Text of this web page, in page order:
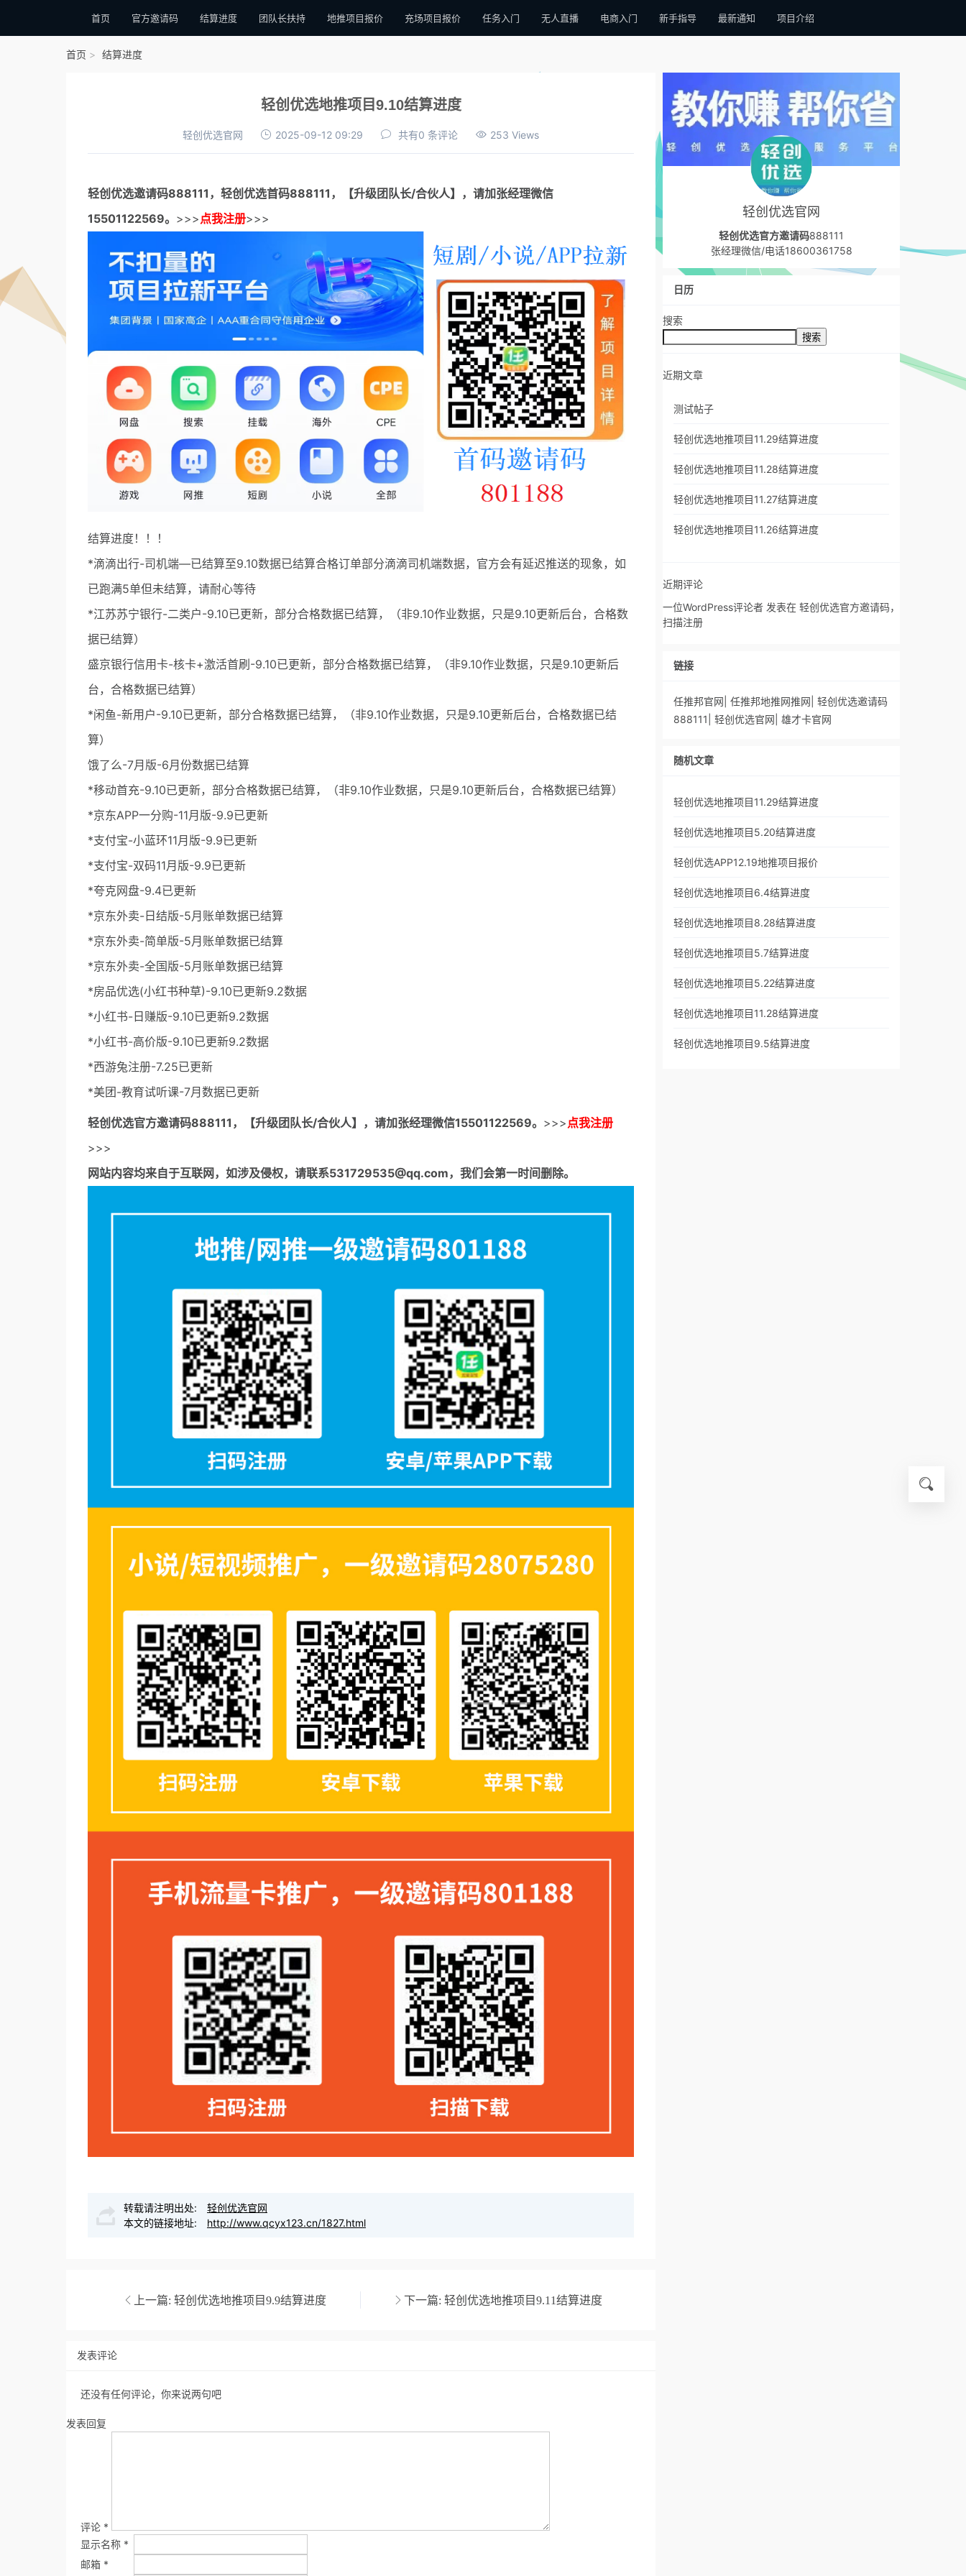
首页 官方邀请码 结算进度 团队长扶持 地推项目报价 充场项目报价 任务入门 无人直播 电商入门 新手指导 最新通知 项目介绍
首页 结算进度
轻创优选地推项目9.10结算进度
轻创优选官网 2025-09-12 09:29 共有0 条评论 253 Views
轻创优选邀请码888111， 轻创优选首码888111，【升级团队长/合伙人】，请加张经理微信
15501122569。 >>>点我注册>>>
结算进度！！！
*滴滴出行-司机端—已结算至9.10数据已结算合格订单部分滴滴司机端数据，官方会有延迟推送的现象，如
已跑满5单但未结算，请耐心等待
*江苏苏宁银行-二类户-9.10已更新，部分合格数据已结算，（非9.10作业数据，只是9.10更新后台，合格数
据已结算）
盛京银行信用卡-核卡+激活首刷-9.10已更新，部分合格数据已结算，（非9.10作业数据，只是9.10更新后
台，合格数据已结算）
*闲鱼-新用户-9.10已更新，部分合格数据已结算，（非9.10作业数据，只是9.10更新后台，合格数据已结
算）
饿了么-7月版-6月份数据已结算
*移动首充-9.10已更新，部分合格数据已结算，（非9.10作业数据，只是9.10更新后台，合格数据已结算）
*京东APP一分购-11月版-9.9已更新
*支付宝-小蓝环11月版-9.9已更新
*支付宝-双码11月版-9.9已更新
*夸克网盘-9.4已更新
*京东外卖-日结版-5月账单数据已结算
*京东外卖-简单版-5月账单数据已结算
*京东外卖-全国版-5月账单数据已结算
*房品优选(小红书种草)-9.10已更新9.2数据
*小红书-日赚版-9.10已更新9.2数据
*小红书-高价版-9.10已更新9.2数据
*西游兔注册-7.25已更新
*美团-教育试听课-7月数据已更新
轻创优选官方邀请码888111，【升级团队长/合伙人】，请加张经理微信15501122569。 >>>点我注册
>>>
网站内容均来自于互联网，如涉及侵权，请联系531729535@qq.com，我们会第一时间删除。
转载请注明出处:
轻创优选官网
本文的链接地址:
http://www.qcyx123.cn/1827.html
上一篇: 轻创优选地推项目9.9结算进度 下一篇: 轻创优选地推项目9.11结算进度
发表评论
还没有任何评论，你来说两句吧
发表回复
评论 *
显示名称 *
邮箱 *
轻创优选官网
轻创优选官方邀请码888111
张经理微信/电话18600361758
日历
搜索
搜索
近期文章
测试帖子
轻创优选地推项目11.29结算进度
轻创优选地推项目11.28结算进度
轻创优选地推项目11.27结算进度
轻创优选地推项目11.26结算进度
近期评论
一位WordPress评论者 发表在 轻创优选官方邀请码，
扫描注册
链接
任推邦官网 任推邦地推网推网 轻创优选邀请码
888111
轻创优选官网 雄才卡官网
随机文章
轻创优选地推项目11.29结算进度
轻创优选地推项目5.20结算进度
轻创优选APP12.19地推项目报价
轻创优选地推项目6.4结算进度
轻创优选地推项目8.28结算进度
轻创优选地推项目5.7结算进度
轻创优选地推项目5.22结算进度
轻创优选地推项目11.28结算进度
轻创优选地推项目9.5结算进度